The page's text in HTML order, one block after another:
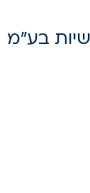
בע"מ